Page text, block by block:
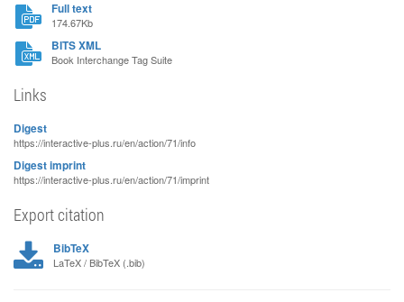
Full text
174.67Kb
BITS XML
Book Interchange Tag Suite
Links
Digest
https://interactive-plus.ru/en/action/71/info
Digest imprint
https://interactive-plus.ru/en/action/71/imprint
Export citation
BibTeX
LaTeX / BibTeX (.bib)